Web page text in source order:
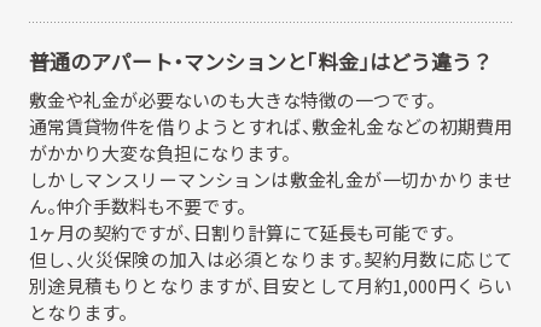
普通のアパート・マンションと「料金」はどう違う？
敷金や礼金が必要ないのも大きな特徴の一つです。
通常賃貸物件を借りようとすれば、敷金礼金などの初期費用
がかかり大変な負担になります。
しかしマンスリーマンションは敷金礼金が一切かかりませ
ん。仲介手数料も不要です。
1ヶ月の契約ですが、日割り計算にて延長も可能です。
但し、火災保険の加入は必須となります。契約月数に応じて
別途見積もりとなりますが、目安として月約1,000円くらい
となります。